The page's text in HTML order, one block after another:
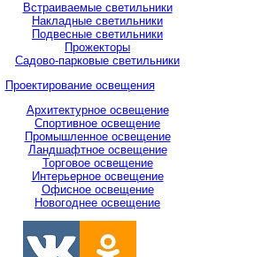
Встраиваемые светильники
Накладные светильники
Подвесные светильники
Прожекторы
Садово-парковые светильники
Проектирование освещения
Архитектурное освещение
Спортивное освещение
Промышленное освещение
Ландшафтное освещение
Торговое освещение
Интерьерное освещение
Офисное освещение
Новогоднее освещение